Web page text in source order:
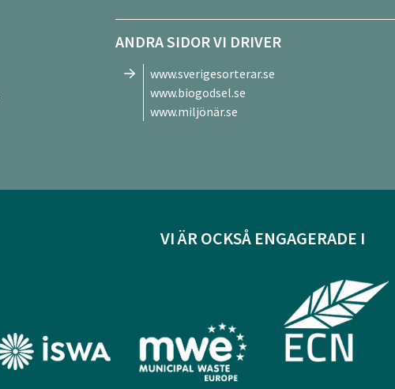
ANDRA SIDOR VI DRIVER
www.sverigesorterar.se
www.biogodsel.se
www.miljönär.se
VI ÄR OCKSÅ ENGAGERADE I